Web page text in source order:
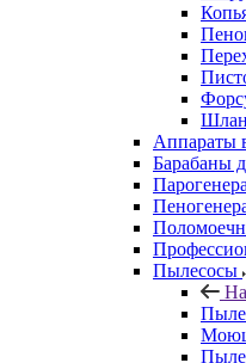
Аппараты
Барабаны
Пылесосы